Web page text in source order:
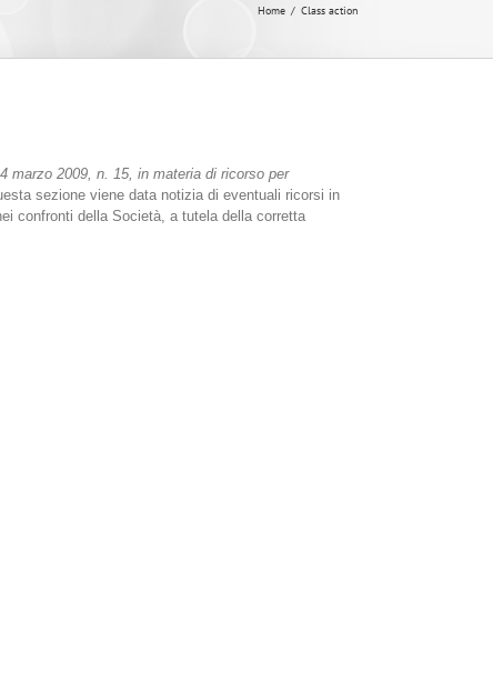
Home / Class action
marzo 2009, n. 15, in materia di ricorso per
sezione viene data notizia di eventuali ricorsi in
confronti della Società, a tutela della corretta